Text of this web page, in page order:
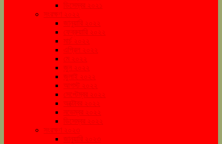
ডিসেম্বর ২০২১
সংরক্ষণ ২০২২
জানুয়ারি ২০২২
ফেব্রুয়ারি ২০২২
মার্চ ২০২২
এপ্রিল ২০২২
মে ২০২২
জুন ২০২২
জুলাই ২০২২
আগস্ট ২০২২
সেপ্টেম্বর ২০২২
অক্টোবর ২০২২
নভেম্বর ২০২২
ডিসেম্বর ২০২২
সংরক্ষণ ২০২৩
জানুয়ারি ২০২৩